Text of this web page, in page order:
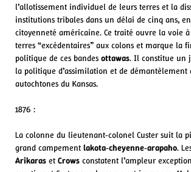
l’allotissement individuel de leurs terres et la
institutions tribales dans un délai de cinq ans,
citoyenneté américaine. Ce traité ouvre la voie
terres “excédentaires” aux colons et marque la
politique de ces bandes ottawas. Il constitue un
la politique d’assimilation et de démantèlement
autochtones du Kansas.
1876 :
La colonne du lieutenant‑colonel Custer suit la
grand campement lakota‑cheyenne‑arapaho.
Arikaras et Crows constatent l’ampleur